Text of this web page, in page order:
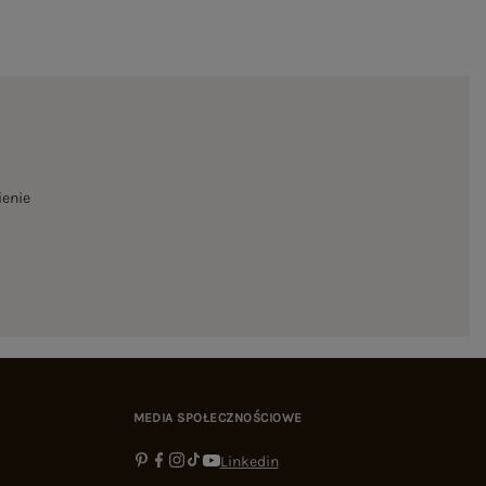
MEDIA SPOŁECZNOŚCIOWE
Linkedin